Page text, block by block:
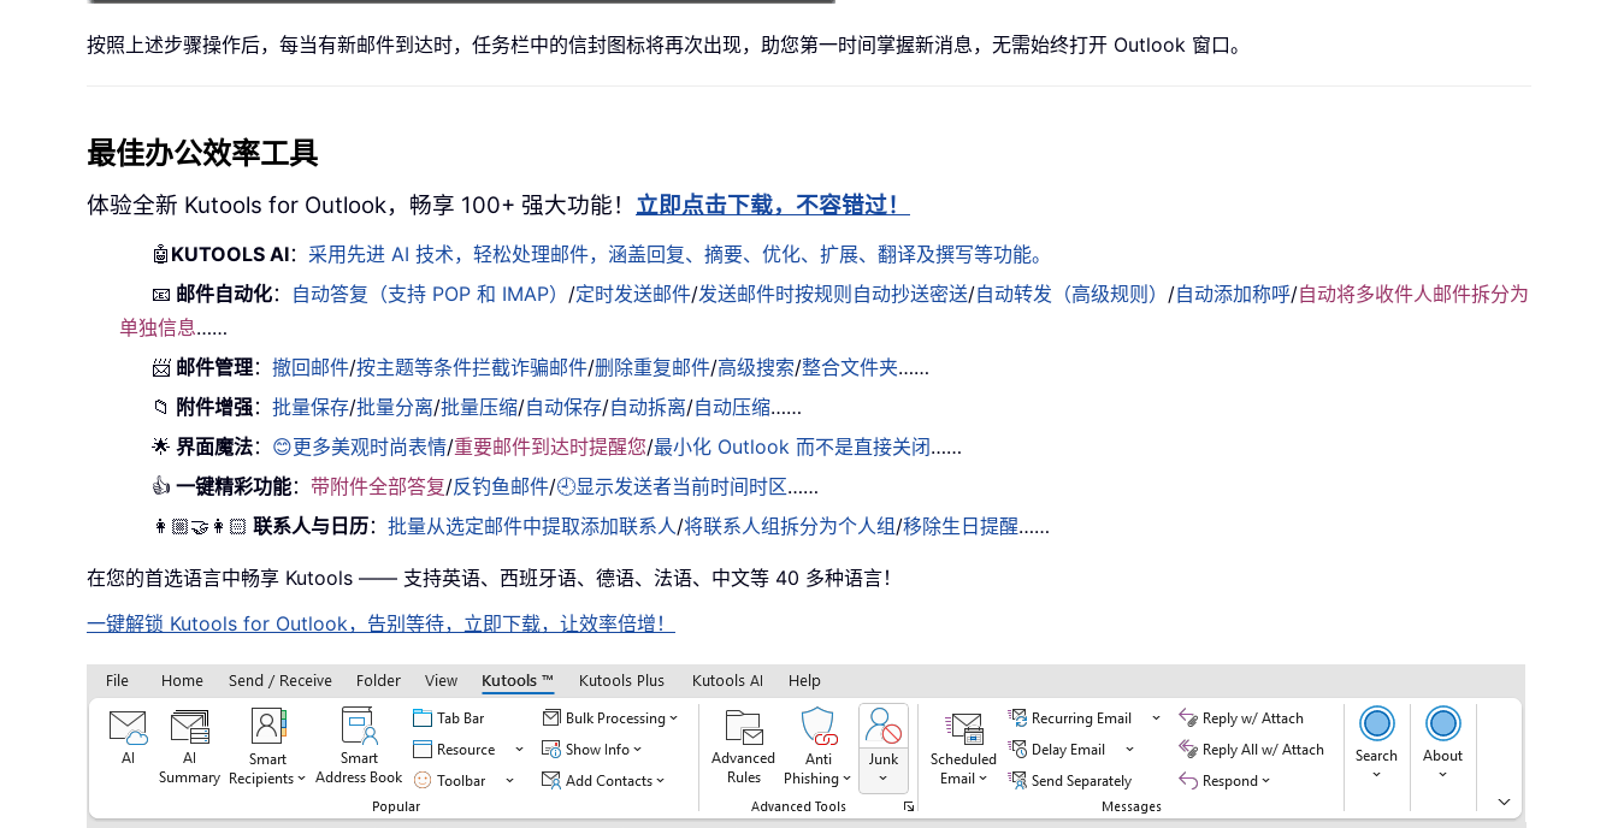
按照上述步骤操作后，每当有新邮件到达时，任务栏中的信封图标将再次出现，助您第一时间掌握新消息，无需始终打开 Outlook 窗口。
最佳办公效率工具
体验全新 Kutools for Outlook，畅享 100+ 强大功能！ 立即点击下载，不容错过！
🤖 KUTOOLS AI： 采用先进 AI 技术，轻松处理邮件，涵盖回复、摘要、优化、扩展、翻译及撰写等功能。
📧 邮件自动化： 自动答复（支持 POP 和 IMAP） /定时发送邮件/发送邮件时按规则自动抄送密送/自动转发（高级规则） /自动添加称呼/自动将多收件人邮件拆分为
单独信息……
📨 邮件管理：撤回邮件/按主题等条件拦截诈骗邮件/删除重复邮件/高级搜索/整合文件夹……
📁 附件增强：批量保存/批量分离/批量压缩/自动保存/自动拆离/自动压缩……
🌟 界面魔法： 😊更多美观时尚表情/重要邮件到达时提醒您/最小化 Outlook 而不是直接关闭……
👍 一键精彩功能：带附件全部答复/反钓鱼邮件/🕘显示发送者当前时间时区……
👩🏼‍🤝‍👩🏻 联系人与日历：批量从选定邮件中提取添加联系人/将联系人组拆分为个人组 /移除生日提醒……
在您的首选语言中畅享 Kutools —— 支持英语、西班牙语、德语、法语、中文等 40 多种语言！
一键解锁 Kutools for Outlook，告别等待，立即下载，让效率倍增！